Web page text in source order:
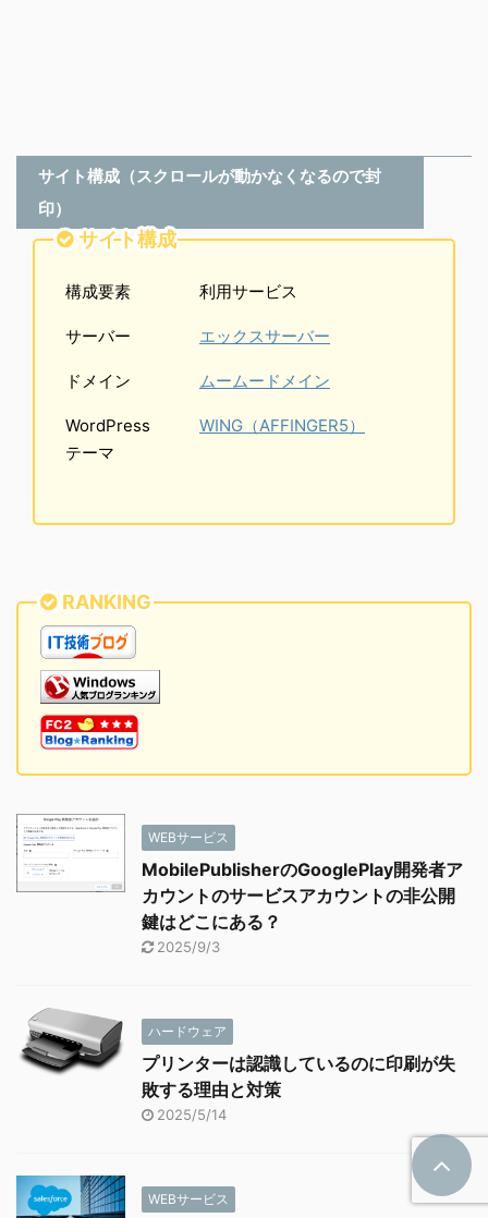
サイト構成（スクロールが動かなくなるので封
印）
サイト構成
構成要素 利用サービス
サーバー エックスサーバー
ドメイン ムームードメイン
WordPress
テーマ
WING（AFFINGER5）
RANKING
WEBサービス
MobilePublisherのGooglePlay開発者ア
カウントのサービスアカウントの非公開
鍵はどこにある？
2025/9/3
ハードウェア
プリンターは認識しているのに印刷が失
敗する理由と対策
2025/5/14
WEBサービス